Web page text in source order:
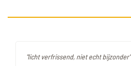
"licht verfrissend, niet echt bijzonder"